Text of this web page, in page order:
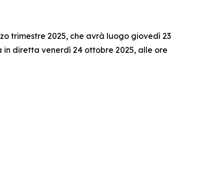
trimestre 2025, che avrà luogo giovedì 23
in diretta venerdì 24 ottobre 2025, alle ore